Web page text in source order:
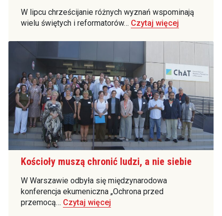
W lipcu chrześcijanie różnych wyznań wspominają
wielu świętych i reformatorów… Czytaj więcej
Kościoły muszą chronić ludzi, a nie siebie
W Warszawie odbyła się międzynarodowa
konferencja ekumeniczna „Ochrona przed
przemocą… Czytaj więcej